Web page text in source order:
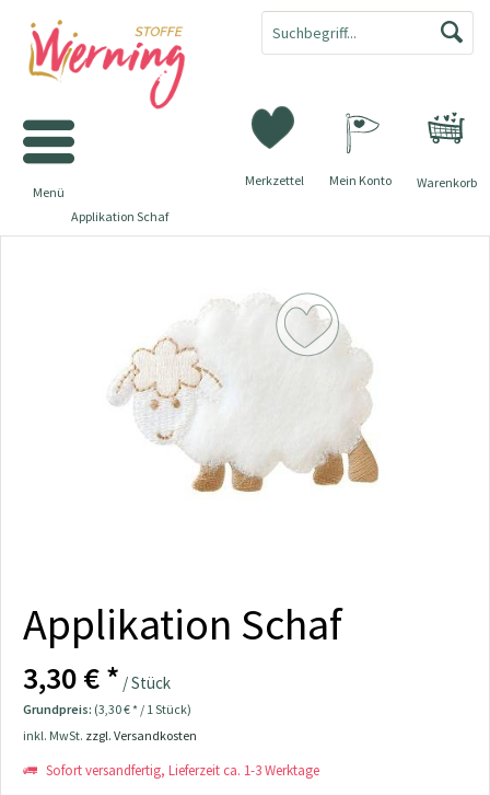
Warenkorb
Merkzettel Mein Konto
Menü
Applikation Schaf
Applikation Schaf
3,30 € * / Stück
Grundpreis: (3,30 € * / 1 Stück)
inkl. MwSt. zzgl. Versandkosten
Sofort versandfertig, Lieferzeit ca. 1-3 Werktage